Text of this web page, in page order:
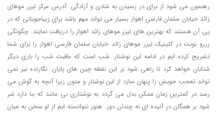
رهنمون می شود از برای در رسیدن به شادی و آزادگی. آدرس مرکز لیزر موهای
زائد خیابان سلمان فارسی اهواز بسیار می تواند مهم باشد برای زیباجویانی که در
پی آن هستند که بهترین های لیزر موهای زائد اهواز را دریافت نمایند. چگونگی
رزرو نوبت در کلینیک لیزر موهای زائد خیابان سلمان فارسی اهواز را برای شما
تشریح کرده ایم در ادامه این نوشتار. شب است که عاقبت شب را باری دیگر
شتابان خواهد کرد تا راهی شود بر این نقطه چین های پایان. نگارنده نیز نمی
تواند تعجب خویش را پنهان سازد از این نوشتار و متون زیرا آنچه به گوش می
رسد در کمترین زمان ممکن بدل می گردد به نوشتاری بی مانند که بنا دارد شر
شود بر همگان در آنیده ای نه چندان دور. هنوز نتوانسته ایم از او سخن به میان